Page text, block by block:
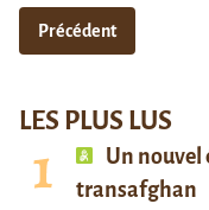
Précédent
LES PLUS LUS
Un
transafghan